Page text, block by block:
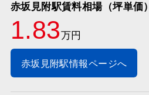
赤坂見附駅賃料相場（坪単価）
1.83万円
赤坂見附駅情報ページへ